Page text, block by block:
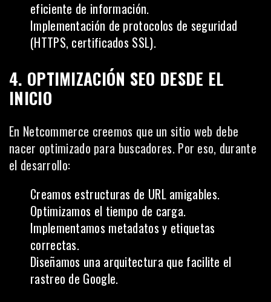
eficiente de información.
Implementación de protocolos de seguridad
(HTTPS, certificados SSL).
4. OPTIMIZACIÓN SEO DESDE EL
INICIO
En Netcommerce creemos que un sitio web debe
nacer optimizado para buscadores. Por eso, durante
el desarrollo:
Creamos estructuras de URL amigables.
Optimizamos el tiempo de carga.
Implementamos metadatos y etiquetas
correctas.
Diseñamos una arquitectura que facilite el
rastreo de Google.